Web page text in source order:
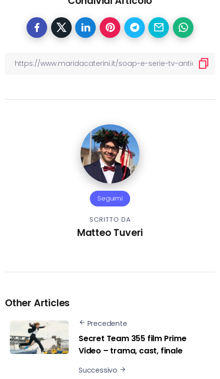
Seguimi
SCRITTO DA
Matteo Tuveri
Other Articles
Precedente
Secret Team 355 film Prime
Video – trama, cast, finale
Successivo